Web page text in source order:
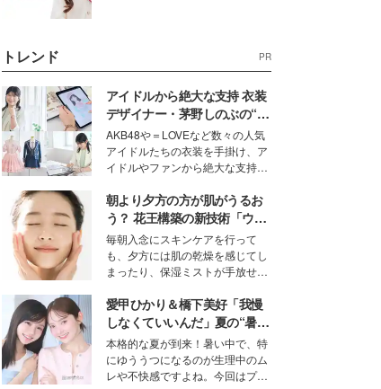
トレンド PR
アイドルから絶大な支持 衣装
デザイナー・茅野しのぶの“可
愛い”を作る美学＜「シチズン
クロスシー」インタビュー＞
AKB48や＝LOVEなど数々の人気
アイドルたちの衣装を手掛け、ア
イドルやファンから絶大な支持を
取締役兼クリエイティブディレク
ター・茅野しのぶ。一人ひとりの
個性に寄り添い、魅力を引き出す
衣装作りは、多くの女性たちに勇
気と自信を与え続けている。
朝より夕方の方が肌がうるお
う？ 花王構築の新技術「ウォ
ーターキャプチャリングスキ
ン（捕水肌）」がスキンケア
の常識を変える予感
毎朝入念にスキンケアを行って
も、夕方には肌の乾燥を感じてし
まったり、保湿ミストが手放せな
な美容の常識を大きく変える可能
性を秘めた、革新的な「Water
Capturing Skin（ウォーターキャ
プチャリングスキン：捕水肌）」
技術を、花王が構築した。
愛甲ひかり＆橋下美好「我慢
しなくていいんだ」夏の“暑さ
対策”の新しい選択肢とは？
本格的な夏が到来！暑い中で、特
にゆううつになるのが生理中のム
レや不快感ですよね。今回はプラ